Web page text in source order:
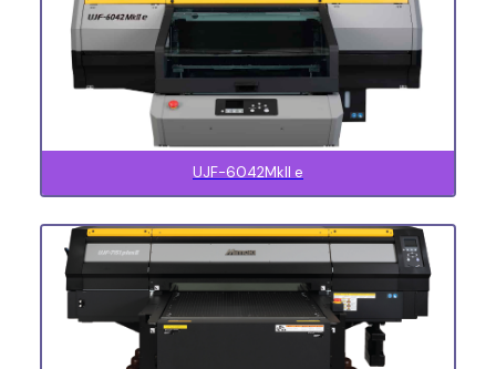
UJF-6042MkII e